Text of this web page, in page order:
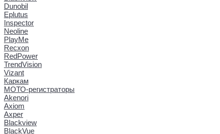
Dunobil
Eplutus
Inspector
Neoline
PlayMe
Recxon
RedPower
TrendVision
Vizant
Каркам
МОТО-регистраторы
Akenori
Axiom
Axper
Blackview
BlackVue